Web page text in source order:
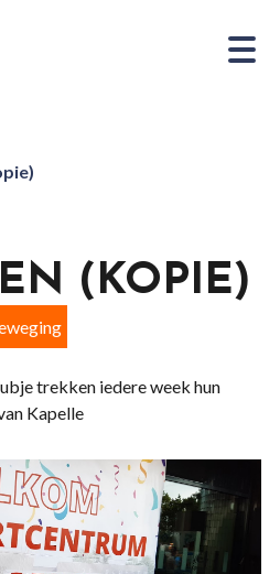
(KOPIE)
trekken iedere week hun
Kapelle